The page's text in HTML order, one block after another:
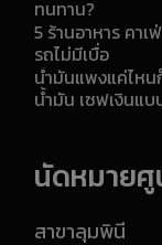
ทนทาน?
5 ร้านอาหาร คา
รถไม่มีเบื่อ
น้ำมันแพงแค่ไหน
น้ำมัน เซฟเงินแบ
นัดหมาย
สาขาลุมพินี